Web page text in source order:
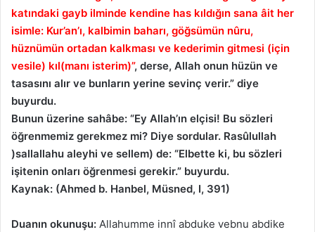
katındaki gayb ilminde kendine has kıldığın sana âit her
isimle: Kur’an’ı, kalbimin baharı, göğsümün nûru,
hüznümün ortadan kalkması ve kederimin gitmesi (için
vesile) kıl(manı isterim)”, derse, Allah onun hüzün ve
tasasını alır ve bunların yerine sevinç verir.” diye
buyurdu.
Bunun üzerine sahâbe: “Ey Allah’ın elçisi! Bu sözleri
öğrenmemiz gerekmez mi? Diye sordular. Rasûlullah
)sallallahu aleyhi ve sellem) de: “Elbette ki, bu sözleri
işitenin onları öğrenmesi gerekir.” buyurdu.
Kaynak: (Ahmed b. Hanbel, Müsned, I, 391)
Duanın okunuşu: Allahumme innî abduke vebnu abdike